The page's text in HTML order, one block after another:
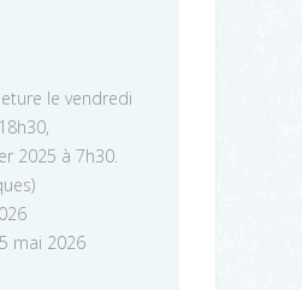
le vendredi
2025 à 7h30.
mai 2026